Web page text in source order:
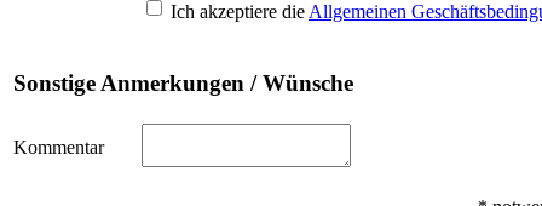
Ich akzeptiere die Allgemeinen
Sonstige Anmerkungen / Wünsche
Kommentar